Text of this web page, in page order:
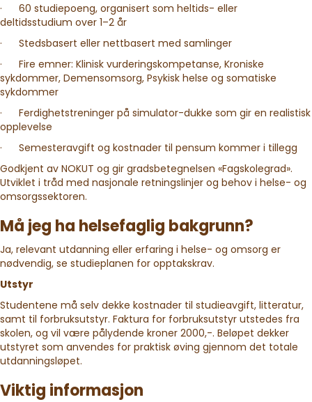
· 60 studiepoeng, organisert som heltids- eller
deltidsstudium over 1–2 år
· Stedsbasert eller nettbasert med samlinger
· Fire emner: Klinisk vurderingskompetanse, Kroniske
sykdommer, Demensomsorg, Psykisk helse og somatiske
sykdommer
· Ferdighetstreninger på simulator-dukke som gir en realistisk
opplevelse
· Semesteravgift og kostnader til pensum kommer i tillegg
Godkjent av NOKUT og gir gradsbetegnelsen «Fagskolegrad».
Utviklet i tråd med nasjonale retningslinjer og behov i helse- og
omsorgssektoren.
Må jeg ha helsefaglig bakgrunn?
Ja, relevant utdanning eller erfaring i helse- og omsorg er
nødvendig, se studieplanen for opptakskrav.
Utstyr
Studentene må selv dekke kostnader til studieavgift, litteratur,
samt til forbruksutstyr. Faktura for forbruksutstyr utstedes fra
skolen, og vil være pålydende kroner 2000,-. Beløpet dekker
utstyret som anvendes for praktisk øving gjennom det totale
utdanningsløpet.
Viktig informasjon